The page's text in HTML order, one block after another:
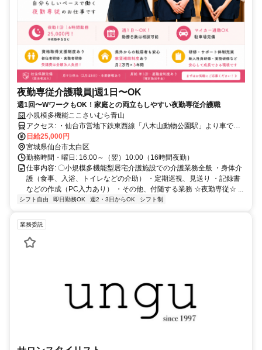
夜勤専従介護職員|週1日〜OK
週1回〜WワークもOK！家庭との両立もしやすい夜勤専従介護職
小規模多機能ここさいむら青山
アクセス: ・仙台市営地下鉄東西線「八木山動物公園駅」より車で約5
分（徒歩約18分） ・仙台市営バス「青山一丁目」バス停より徒歩約3
日給25,000円
宮城県仙台市太白区
勤務時間・曜日: 16:00～（翌）10:00（16時間夜勤）
仕事内容: 〇小規模多機能型居宅介護施設での介護業務全般 ・身体介
護（食事、入浴、トイレなどの介助） ・定期巡視、見送り ・記録書
などの作成（PC入力あり） ・その他、付随する業務 ☆夜勤専従☆ ...
シフト自由 即日勤務OK 週2・3日からOK シフト制
業務委託